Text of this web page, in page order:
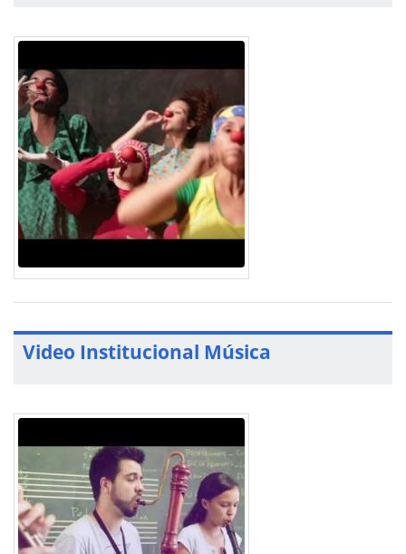
Video Institucional Música